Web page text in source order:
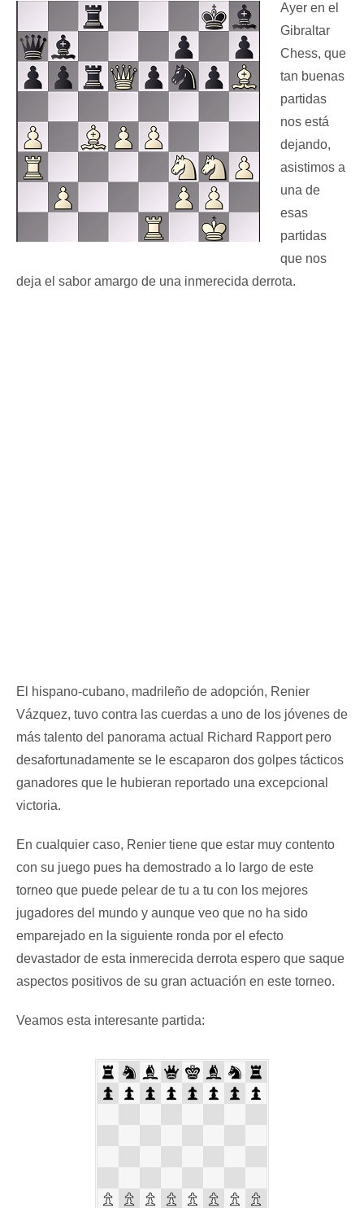
Ayer en el
Gibraltar
Chess, que
tan buenas
partidas
nos está
dejando,
asistimos a
una de
esas
partidas
que nos
deja el sabor amargo de una inmerecida derrota.
El hispano-cubano, madrileño de adopción, Renier
Vázquez, tuvo contra las cuerdas a uno de los jóvenes de
más talento del panorama actual Richard Rapport pero
desafortunadamente se le escaparon dos golpes tácticos
ganadores que le hubieran reportado una excepcional
victoria.
En cualquier caso, Renier tiene que estar muy contento
con su juego pues ha demostrado a lo largo de este
torneo que puede pelear de tu a tu con los mejores
jugadores del mundo y aunque veo que no ha sido
emparejado en la siguiente ronda por el efecto
devastador de esta inmerecida derrota espero que saque
aspectos positivos de su gran actuación en este torneo.
Veamos esta interesante partida: